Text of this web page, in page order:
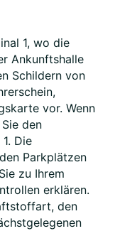
1, wo die
Ankunftshalle
Schildern von
vor. Wenn
den
Die
Parkplätzen
zu Ihrem
erklären.
den